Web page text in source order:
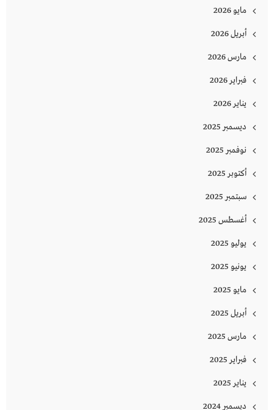
مايو 2026
أبريل 2026
مارس 2026
فبراير 2026
يناير 2026
ديسمبر 2025
نوفمبر 2025
أكتوبر 2025
سبتمبر 2025
أغسطس 2025
يوليو 2025
يونيو 2025
مايو 2025
أبريل 2025
مارس 2025
فبراير 2025
يناير 2025
ديسمبر 2024